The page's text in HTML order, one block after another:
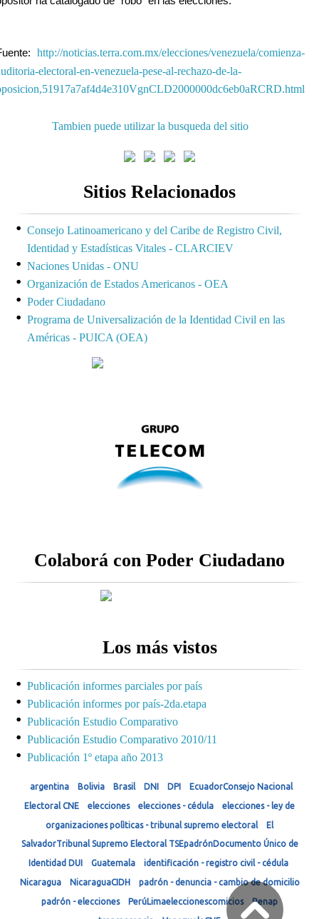
http://noticias.terra.com.mx/elecciones/venezuela/comienza-
electoral-en-venezuela-pese-al-rechazo-de-la-
Tambien puede utilizar la busqueda del sitio
Sitios Relacionados
Consejo Latinoamericano y del Caribe de Registro Civil,
Identidad y Estadísticas Vitales - CLARCIEV
Naciones Unidas - ONU
Organización de Estados Americanos - OEA
Poder Ciudadano
Programa de Universalización de la Identidad Civil en las
Américas - PUICA (OEA)
Colaborá con Poder Ciudadano
Los más vistos
Publicación informes parciales por país
Publicación informes por país-2da.etapa
Publicación Estudio Comparativo
Publicación Estudio Comparativo 2010/11
Publicación 1º etapa año 2013
argentina Bolivia Brasil DNI DPI EcuadorConsejo Nacional
Electoral CNE elecciones elecciones - cédula elecciones - ley de
organizaciones polìticas - tribunal supremo electoral
El
SalvadorTribunal Supremo Electoral TSEpadrónDocumento Único de
Identidad DUI Guatemala identificación - registro civil - cédula
Nicaragua NicaraguaCIDH padrón - denuncia - cambio de domicilio
padrón - elecciones PerúLimaeleccionescomicios Renap